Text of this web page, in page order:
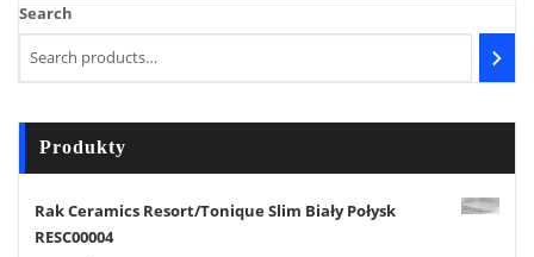
Search
Produkty
Rak Ceramics Resort/Tonique Slim Biały Połysk
RESC00004